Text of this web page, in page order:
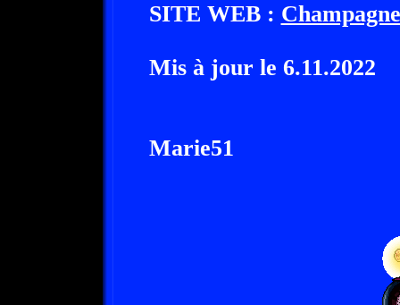
SITE WEB :
Mis à jour le 6.11.2022
Marie51